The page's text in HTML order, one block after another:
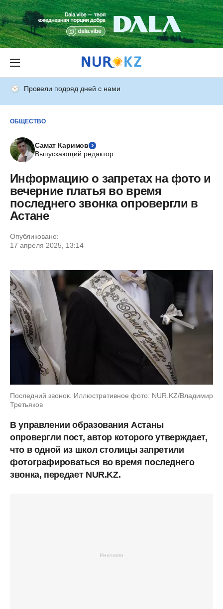
Провели подряд дней с нами
ОБЩЕСТВО
Самат Каримов
Выпускающий редактор
Информацию о запретах на фото и
вечерние платья во время
последнего звонка опровергли в
Астане
Опубликовано:
17 апреля 2025, 13:14
Последний звонок. Иллюстративное фото: NUR.KZ/Владимир
Третьяков
В управлении образования Астаны
опровергли пост, автор которого утверждает,
что в одной из школ столицы запретили
фотографироваться во время последнего
звонка, передает NUR.KZ.